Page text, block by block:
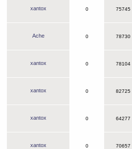
xantox 0 75745
Ache 0 78730
xantox 0 78104
xantox 0 82725
xantox 0 64277
xantox 0 70657